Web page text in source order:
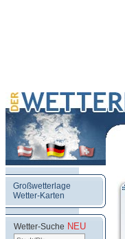
Großwetterlage
Wetter-Karten
Wetter-Suche NEU